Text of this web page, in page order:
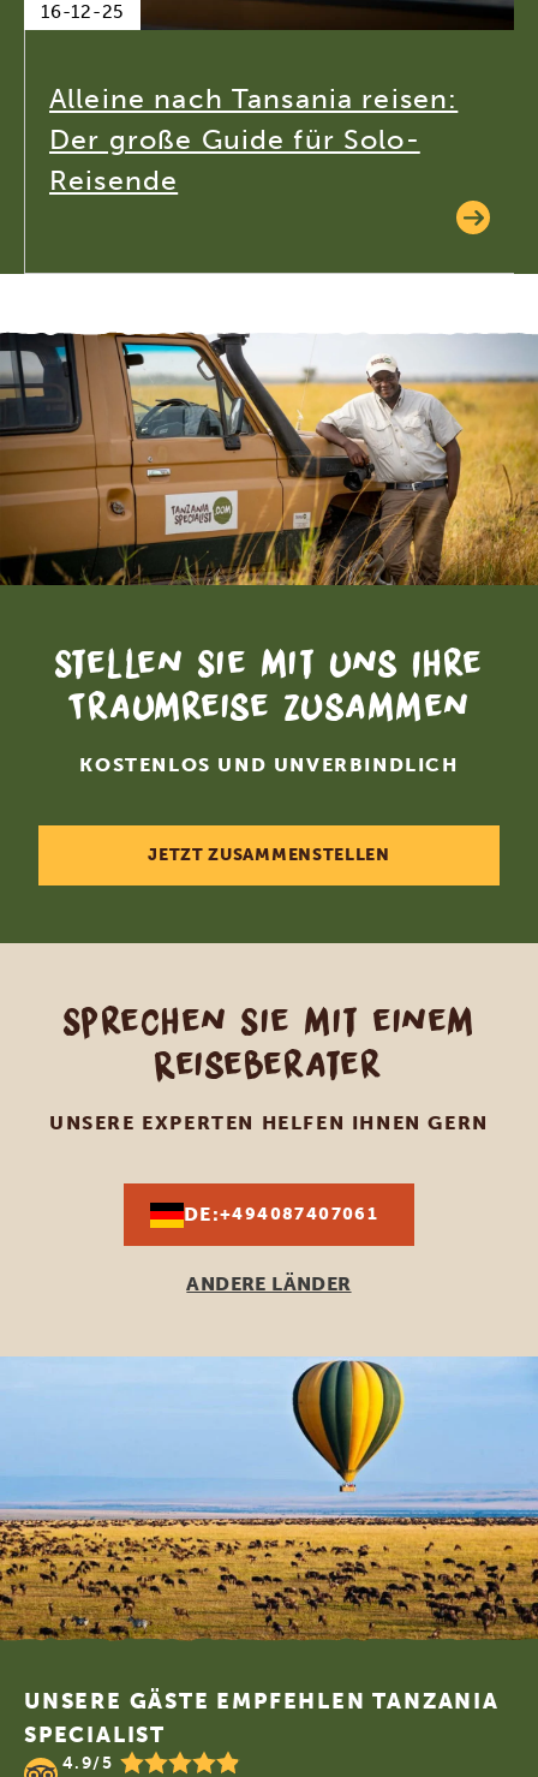
16-12-25
Alleine nach Tansania reisen:
Der große Guide für Solo-
Reisende
Stellen Sie mit uns Ihre
Traumreise zusammen
KOSTENLOS UND UNVERBINDLICH
JETZT ZUSAMMENSTELLEN
Sprechen Sie mit einem
Reiseberater
UNSERE EXPERTEN HELFEN IHNEN GERN
DE:+494087407061
ANDERE LÄNDER
UNSERE GÄSTE EMPFEHLEN TANZANIA
SPECIALIST
4.9/5